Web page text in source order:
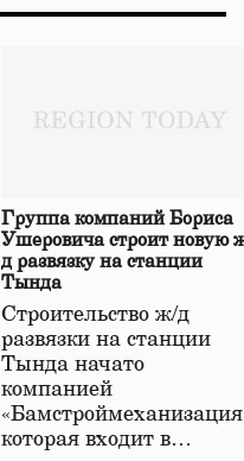
Группа компаний Бориса
Ушеровича строит новую
д развязку на станции
Тында
Строительство ж/д
развязки на станции
Тында начато
компанией
которая входит в…